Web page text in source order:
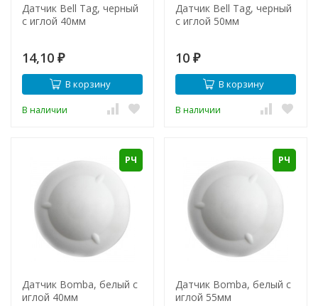
Датчик Bell Tag, черный
с иглой 40мм
14,10 ₽
В корзину
В наличии
Датчик Bell Tag, черный
с иглой 50мм
10 ₽
В корзину
В наличии
РЧ
Датчик Bomba, белый с
иглой 40мм
РЧ
Датчик Bomba, белый с
иглой 55мм